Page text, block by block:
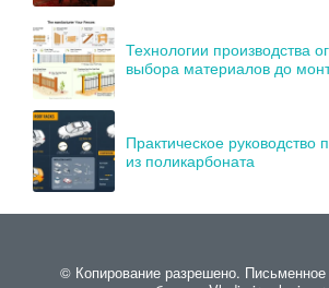
Технологии производства
выбора материалов до
Практическое руководство
из поликарбоната
© Копирование разрешено.